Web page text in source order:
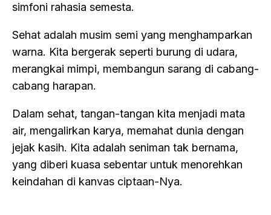
simfoni rahasia semesta.
Sehat adalah musim semi yang menghamparkan
warna. Kita bergerak seperti burung di udara,
merangkai mimpi, membangun sarang di cabang-
cabang harapan.
Dalam sehat, tangan-tangan kita menjadi mata
air, mengalirkan karya, memahat dunia dengan
jejak kasih. Kita adalah seniman tak bernama,
yang diberi kuasa sebentar untuk menorehkan
keindahan di kanvas ciptaan-Nya.